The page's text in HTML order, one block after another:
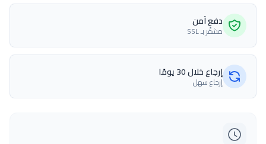
دفع آمن
مشفّر بـ SSL
إرجاع خلال 30 يومًا
إرجاع سهل